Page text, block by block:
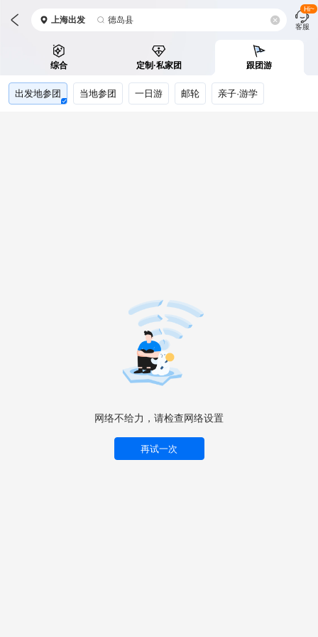
上海出发 德岛县
客服
Hi~
综合 定制·私家团 跟团游
出发地参团 当地参团 一日游 邮轮 亲子·游学
网络不给力，请检查网络设置
再试一次